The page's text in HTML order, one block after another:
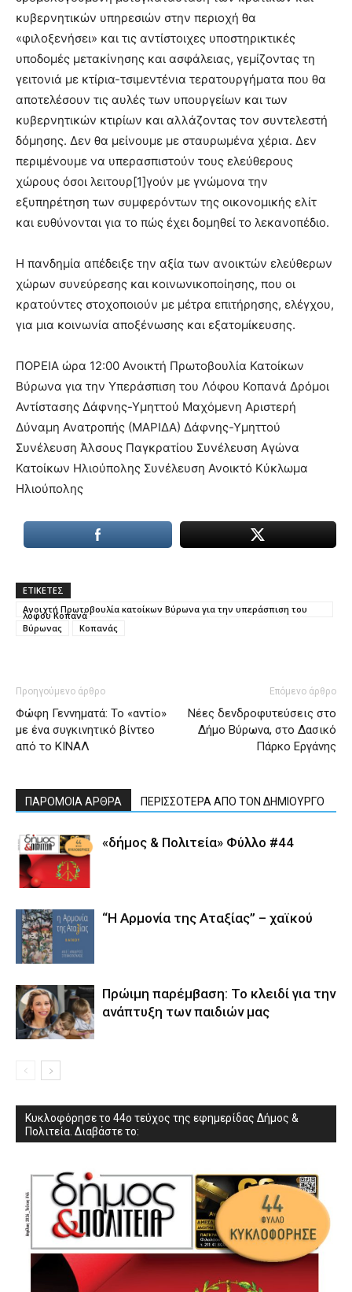
κυβερνητικών υπηρεσιών στην περιοχή θα
«φιλοξενήσει» και τις αντίστοιχες υποστηρικτικές
υποδομές μετακίνησης και ασφάλειας, γεμίζοντας τη
γειτονιά με κτίρια-τσιμεντένια τερατουργήματα που θα
αποτελέσουν τις αυλές των υπουργείων και των
κυβερνητικών κτιρίων και αλλάζοντας τον συντελεστή
δόμησης. Δεν θα μείνουμε με σταυρωμένα χέρια. Δεν
περιμένουμε να υπερασπιστούν τους ελεύθερους
χώρους όσοι λειτουρ[1]γούν με γνώμονα την
εξυπηρέτηση των συμφερόντων της οικονομικής ελίτ
και ευθύνονται για το πώς έχει δομηθεί το λεκανοπέδιο.
Η πανδημία απέδειξε την αξία των ανοικτών ελεύθερων
χώρων συνεύρεσης και κοινωνικοποίησης, που οι
κρατούντες στοχοποιούν με μέτρα επιτήρησης, ελέγχου,
για μια κοινωνία αποξένωσης και εξατομίκευσης.
ΠΟΡΕΙΑ ώρα 12:00 Ανοικτή Πρωτοβουλία Κατοίκων
Βύρωνα για την Υπεράσπιση του Λόφου Κοπανά Δρόμοι
Αντίστασης Δάφνης-Υμηττού Μαχόμενη Αριστερή
Δύναμη Ανατροπής (ΜΑΡΙΔΑ) Δάφνης-Υμηττού
Συνέλευση Άλσους Παγκρατίου Συνέλευση Αγώνα
Κατοίκων Ηλιούπολης Συνέλευση Ανοικτό Κύκλωμα
Ηλιούπολης
ΕΤΙΚΕΤΕΣ
Ανοιχτή Πρωτοβουλία κατοίκων Βύρωνα για την υπεράσπιση του
λόφου Κοπανά
Βύρωνας
Κοπανάς
Προηγούμενο άρθρο
Φώφη Γεννηματά: Το «αντίο»
με ένα συγκινητικό βίντεο
από το ΚΙΝΑΛ
Επόμενο άρθρο
Νέες δενδροφυτεύσεις στο
Δήμο Βύρωνα, στο Δασικό
Πάρκο Εργάνης
ΠΑΡΟΜΟΙΑ ΑΡΘΡΑ ΠΕΡΙΣΣΟΤΕΡΑ ΑΠΟ ΤΟΝ ΔΗΜΙΟΥΡΓΟ
«δήμος & Πολιτεία» Φύλλο #44
“Η Αρμονία της Αταξίας” – χαϊκού
Πρώιμη παρέμβαση: Το κλειδί για την
ανάπτυξη των παιδιών µας
Κυκλοφόρησε το 44ο τεύχος της εφημερίδας Δήμος &
Πολιτεία. Διαβάστε το: